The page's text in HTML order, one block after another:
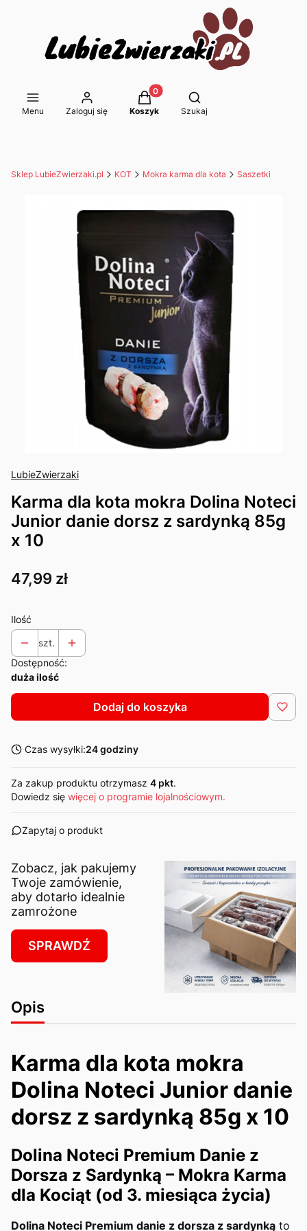
Menu Zaloguj się
Produkty w koszyku: 0. Zobacz
Koszyk
Otwórz wyszukiwarkę
Szukaj
Sklep LubieZwierzaki.pl KOT Mokra karma dla kota Saszetki
LubieZwierzaki
Karma dla kota mokra Dolina Noteci
Junior danie dorsz z sardynką 85g
x 10
Cena
47,99 zł
Ilość
szt.
Dostępność:
duża ilość
Dodaj do koszyka
Czas wysyłki:24 godziny
Za zakup produktu otrzymasz 4 pkt.
Dowiedz się więcej o programie lojalnościowym.
Zapytaj o produkt
Zobacz, jak pakujemy
Twoje zamówienie,
aby dotarło idealnie
zamrożone
SPRAWDŹ
Opis
Karma dla kota mokra
Dolina Noteci Junior danie
dorsz z sardynką 85g x 10
Dolina Noteci Premium Danie z
Dorsza z Sardynką – Mokra Karma
dla Kociąt (od 3. miesiąca życia)
Dolina Noteci Premium danie z dorsza z sardynką to